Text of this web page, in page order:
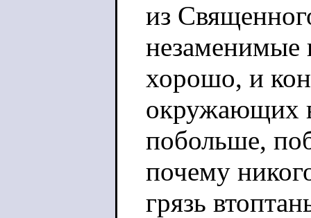
из
незаменимые
хорошо, и
окружающих
побольше,
почему
грязь